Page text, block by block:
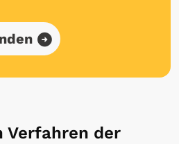
Verfahren der